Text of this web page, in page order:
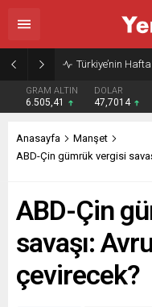
Türkiye’nin
GRAM ALTIN
6.505,41
DOLAR
47,7014
Anasayfa
Manşet
ABD-Çin gümrük vergisi
ABD-Çin
savaşı:
çevirecek?